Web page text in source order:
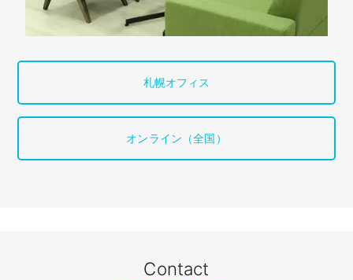
札幌オフィス
オンライン（全国）
Contact